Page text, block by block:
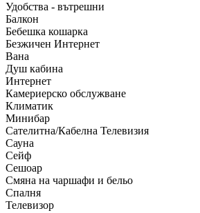
Удобства - вътрешни
Балкон
Бебешка кошарка
Безжичен Интернет
Вана
Душ кабина
Интернет
Камериерско обслужване
Климатик
Минибар
Сателитна/Кабелна Телевизия
Сауна
Сейф
Сешоар
Смяна на чаршафи и бельо
Спалня
Телевизор